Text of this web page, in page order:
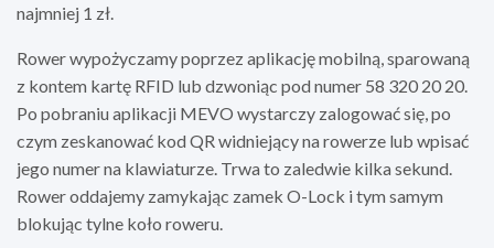
najmniej 1 zł.
Rower wypożyczamy poprzez aplikację mobilną, sparowaną
z kontem kartę RFID lub dzwoniąc pod numer 58 320 20 20.
Po pobraniu aplikacji MEVO wystarczy zalogować się, po
czym zeskanować kod QR widniejący na rowerze lub wpisać
jego numer na klawiaturze. Trwa to zaledwie kilka sekund.
Rower oddajemy zamykając zamek O-Lock i tym samym
blokując tylne koło roweru.